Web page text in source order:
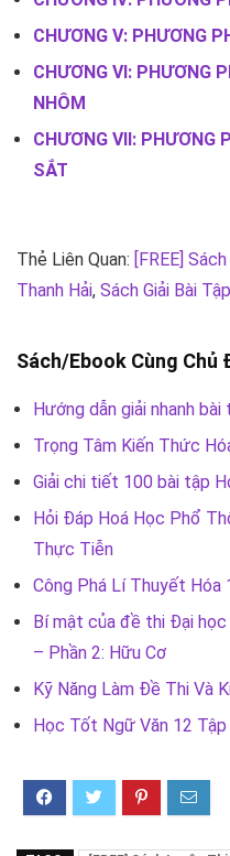
CHƯƠNG V: PHƯƠNG
CHƯƠNG VI: PHƯƠNG
NHÔM
CHƯƠNG VII: PHƯƠNG
SẮT
Thẻ Liên Quan: [FREE]
Thanh Hải, Sách Giải Bài
Sách/Ebook Cùng Chủ
Hướng dẫn giải nhanh
Trọng Tâm Kiến Thức
Giải chi tiết 100 bài tập
Hỏi Đáp Hoá Học Phổ
Thực Tiễn
Công Phá Lí Thuyết Hóa
Bí mật của đề thi Đại
– Phần 2: Hữu Cơ
Kỹ Năng Làm Đề Thi Và
Học Tốt Ngữ Văn 12 Tập